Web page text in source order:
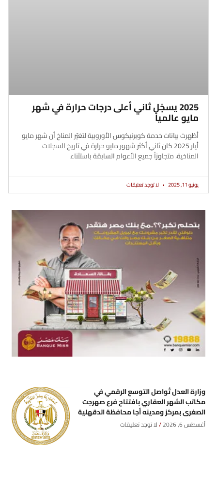
2025 يسجّل ثاني أعلى درجات حرارة في شهر
مايو عالمياً
أظهرت بيانات خدمة كوبرنيكوس الأوروبية لتغيّر المناخ أن شهر مايو
أيار 2025 كان ثاني أكثر شهور مايو حرارة في تاريخ السجلات
المناخية، متجاوزاً جميع الأعوام السابقة باستثناء
يونيو 11, 2025 لا توجد تعليقات
وزارة العدل تُواصل التوسع الرقمي في
مكاتب الشهر العقاري بافتتاح فرع صهرجت
الصغرى بمركز ومدينه أجا محافظة الدقهلية
أغسطس 6, 2026 لا توجد تعليقات